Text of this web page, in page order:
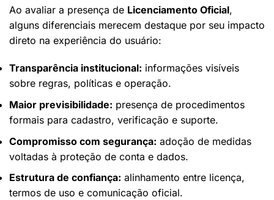
Ao avaliar a presença de Licenciamento Oficial,
alguns diferenciais merecem destaque por seu impacto
direto na experiência do usuário:
Transparência institucional: informações visíveis
sobre regras, políticas e operação.
Maior previsibilidade: presença de procedimentos
formais para cadastro, verificação e suporte.
Compromisso com segurança: adoção de medidas
voltadas à proteção de conta e dados.
Estrutura de confiança: alinhamento entre licença,
termos de uso e comunicação oficial.